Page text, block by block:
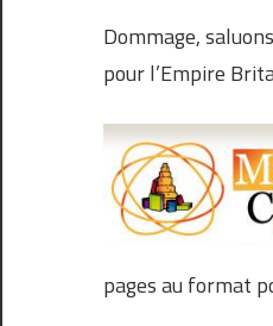
Dommage,
pour l’Empire
pages au format